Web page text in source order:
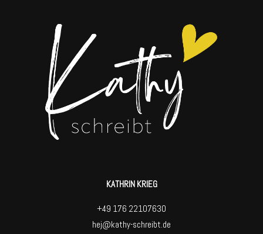
KATHRIN KRIEG
+49 176 22107630
hej@kathy-schreibt.de